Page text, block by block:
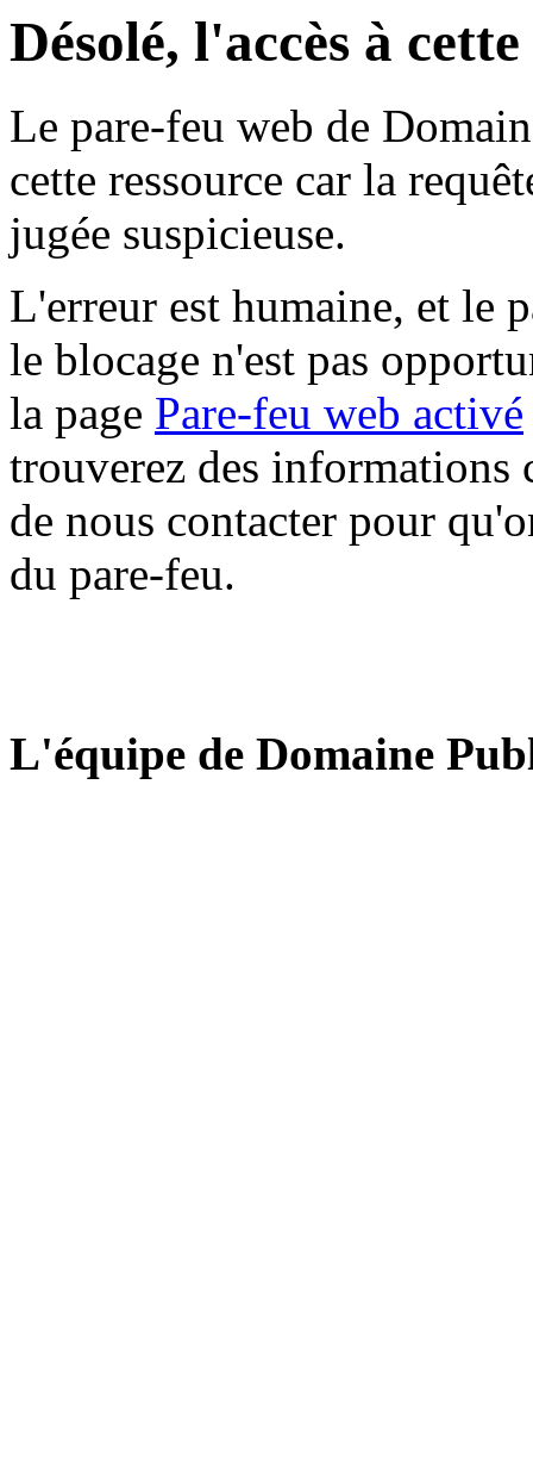
Désolé, l'accès à
Le pare-feu web de
cette ressource car la
jugée suspicieuse.
L'erreur est humaine, et le
le blocage n'est pas
la page Pare-feu web activé
trouverez des informations
de nous contacter pour
du pare-feu.
L'équipe de Domaine